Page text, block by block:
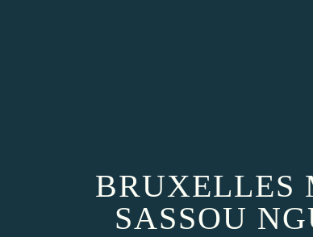
BRUXELLES
SASSOU